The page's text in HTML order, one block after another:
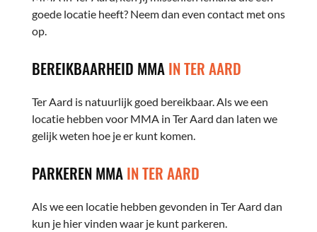
goede locatie heeft? Neem dan even contact met ons
op.
BEREIKBAARHEID MMAIN TER AARD
Ter Aard is natuurlijk goed bereikbaar. Als we een
locatie hebben voor MMA in Ter Aard dan laten we
gelijk weten hoe je er kunt komen.
PARKEREN MMAIN TER AARD
Als we een locatie hebben gevonden in Ter Aard dan
kun je hier vinden waar je kunt parkeren.